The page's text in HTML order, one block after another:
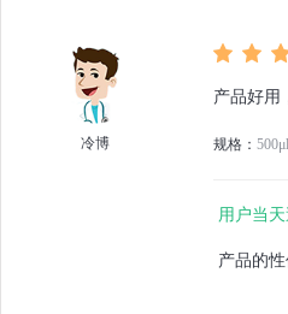
冷博
产品好用
规格： 500μl
用户当
产品的